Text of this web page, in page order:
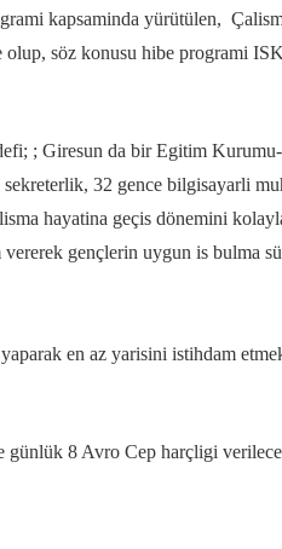
kapsaminda yürütülen,
söz konusu hibe programi
; Giresun da bir Egitim
32 gence bilgisayarli
hayatina geçis dönemini
gençlerin uygun is bulma
en az yarisini istihdam
günlük 8 Avro Cep harçligi